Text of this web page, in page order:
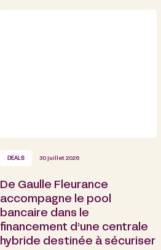
DEALS 30 juillet 2026
De Gaulle Fleurance
accompagne le pool
bancaire dans le
financement d’une centrale
hybride destinée à sécuriser